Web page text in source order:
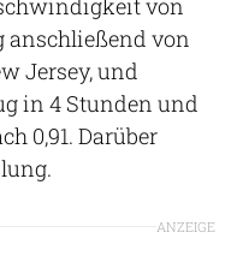
anschließend von
Jersey, und
in 4 Stunden und
0,91. Darüber
ANZEIGE